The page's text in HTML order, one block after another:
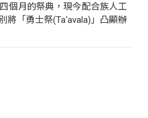
個月的祭典，現今配合族人工
將「勇士祭(Ta‘avala)」凸顯辦